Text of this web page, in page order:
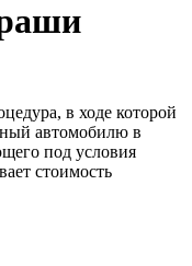
в ходе которой
автомобилю в
под условия
стоимость